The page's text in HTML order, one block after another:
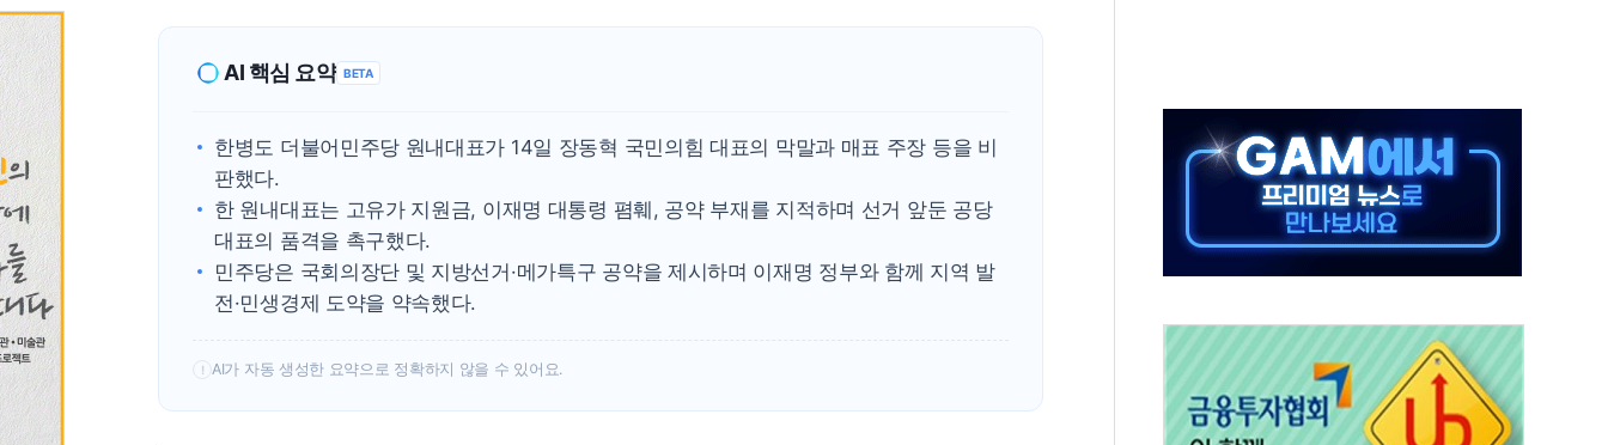
'호우·산사태 주의보' 울진 시간당 30mm 강한 비...호우 피해 없어
여야, 황희 '버스 하우스' 공방…野 "청년 우롱 기괴" vs 與 "송구한 해프닝"
AI 핵심 요약 BETA
한병도 더불어민주당 원내대표가 14일 장동혁 국민의힘 대표의 막말과 매표 주장 등을 비
판했다.
한 원내대표는 고유가 지원금, 이재명 대통령 폄훼, 공약 부재를 지적하며 선거 앞둔 공당
대표의 품격을 촉구했다.
민주당은 국회의장단 및 지방선거·메가특구 공약을 제시하며 이재명 정부와 함께 지역 발
전·민생경제 도약을 약속했다.
! AI가 자동 생성한 요약으로 정확하지 않을 수 있어요.